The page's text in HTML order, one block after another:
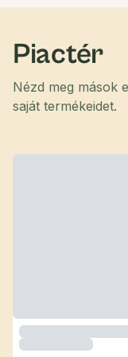
Piactér
Nézd meg mások
saját termékeidet.